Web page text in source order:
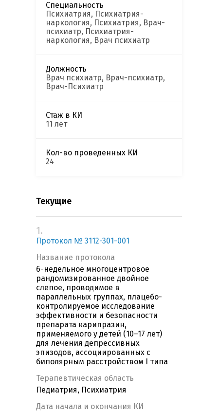
Специальность
Психиатрия, Психиатрия-
наркология, Психиатрия, Врач-
психиатр, Психиатрия-
наркология, Врач психиатр
Должность
Врач психиатр, Врач-психиатр,
Врач-Психиатр
Стаж в КИ
11 лет
Кол-во проведенных КИ
24
Текущие
1.
Протокол № 3112-301-001
Название протокола
6-недельное многоцентровое
рандомизированное двойное
слепое, проводимое в
параллельных группах, плацебо-
контролируемое исследование
эффективности и безопасности
препарата карипразин,
применяемого у детей (10–17 лет)
для лечения депрессивных
эпизодов, ассоциированных с
биполярным расстройством I типа
Терапевтическая область
Педиатрия, Психиатрия
Дата начала и окончания КИ